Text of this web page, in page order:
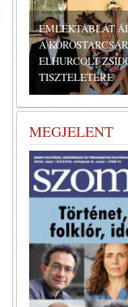
BONYHÁDI ZSIDÓ
MEGJELENT